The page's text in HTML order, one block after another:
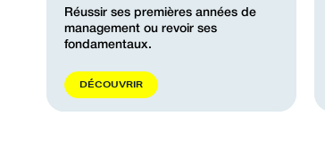
Réussir ses premières années de
management ou revoir ses
fondamentaux.
DÉCOUVRIR